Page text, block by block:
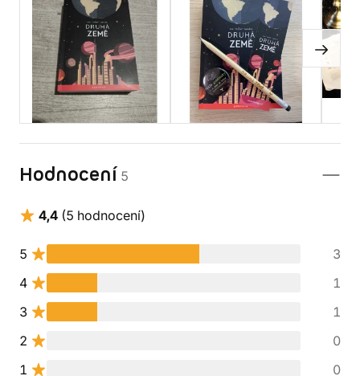
Hodnocení 5
4,4 (5 hodnocení)
5
3
4
1
3
1
2
0
1
0